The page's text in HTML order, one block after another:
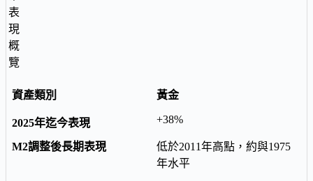
表
現
概
覽
黃金
+38%
低於2011年高點，約與1975
年水平